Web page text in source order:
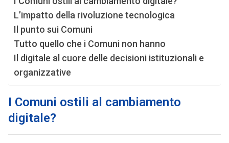
L’impatto della rivoluzione tecnologica
Il punto sui Comuni
Tutto quello che i Comuni non hanno
Il digitale al cuore delle decisioni istituzionali e
organizzative
I Comuni ostili al cambiamento
digitale?